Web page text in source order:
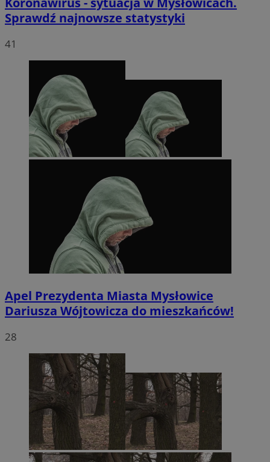
Sprawdź najnowsze statystyki
41
Apel Prezydenta Miasta Mysłowice
Dariusza Wójtowicza do mieszkańców!
28